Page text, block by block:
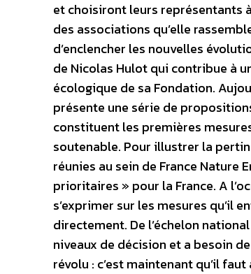
et choisiront leurs représentants
des associations qu’elle
d’enclencher les nouvelles
de Nicolas Hulot qui contribue à
écologique de sa Fondation.
présente une série de
constituent les premières
soutenable. Pour illustrer la
réunies au sein de France Nature
prioritaires » pour la France. A
s’exprimer sur les mesures qu’il
directement. De l’échelon
niveaux de décision et a besoin
révolu : c’est maintenant qu’il